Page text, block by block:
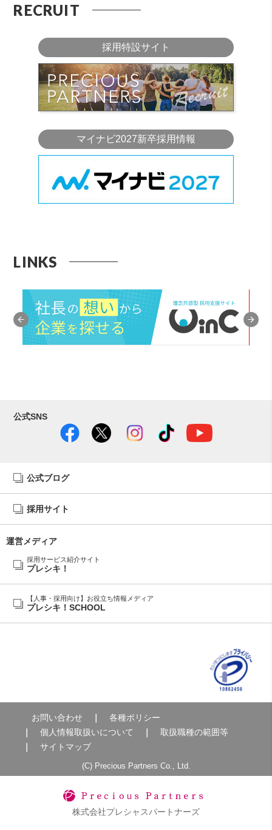
RECRUIT
採用特設サイト
マイナビ2027新卒採用情報
LINKS
公式SNS
公式ブログ
採用サイト
運営メディア
採用サービス紹介サイト
プレシキ！
【人事・採用向け】お役立ち情報メディア
プレシキ！SCHOOL
お問い合わせ
各種ポリシー
個人情報取扱いについて
取扱職種の範囲等
サイトマップ
(C) Precious Partners Co., Ltd.
株式会社プレシャスパートナーズ